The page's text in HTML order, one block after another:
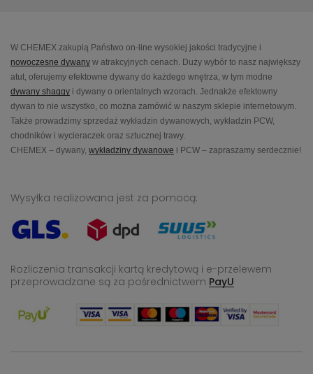
W CHEMEX zakupią Państwo on-line wysokiej jakości tradycyjne i
nowoczesne dywany w atrakcyjnych cenach. Duży wybór to nasz największy
atut, oferujemy efektowne dywany do każdego wnętrza, w tym modne
dywany shaggy i dywany o orientalnych wzorach. Jednakże efektowny
dywan to nie wszystko, co można zamówić w naszym sklepie internetowym.
Także prowadzimy sprzedaż wykładzin dywanowych, wykładzin PCW,
chodników i wycieraczek oraz sztucznej trawy.
CHEMEX – dywany, wykładziny dywanowe i PCW – zapraszamy serdecznie!
Wysyłka realizowana jest za pomocą:
Rozliczenia transakcji kartą kredytową i e-przelewem
przeprowadzane są za pośrednictwem PayU